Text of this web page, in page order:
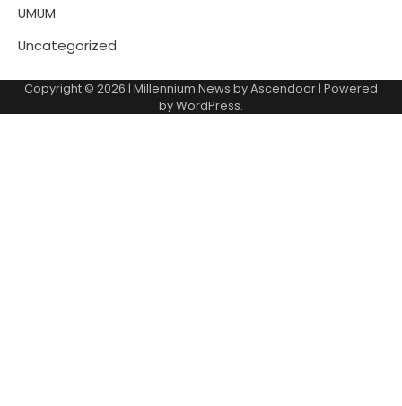
UMUM
Uncategorized
Copyright © 2026 | Millennium News byAscendoor | Powered
byWordPress.